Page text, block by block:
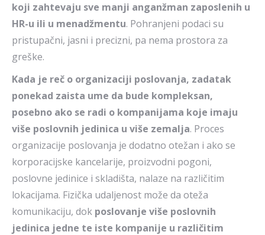
koji zahtevaju sve manji anganžman zaposlenih u
HR-u ili u menadžmentu. Pohranjeni podaci su
pristupačni, jasni i precizni, pa nema prostora za
greške.
Kada je reč o organizaciji poslovanja, zadatak
ponekad zaista ume da bude kompleksan,
posebno ako se radi o kompanijama koje imaju
više poslovnih jedinica u više zemalja. Proces
organizacije poslovanja je dodatno otežan i ako se
korporacijske kancelarije, proizvodni pogoni,
poslovne jedinice i skladišta, nalaze na različitim
lokacijama. Fizička udaljenost može da oteža
komunikaciju, dok poslovanje više poslovnih
jedinica jedne te iste kompanije u različitim